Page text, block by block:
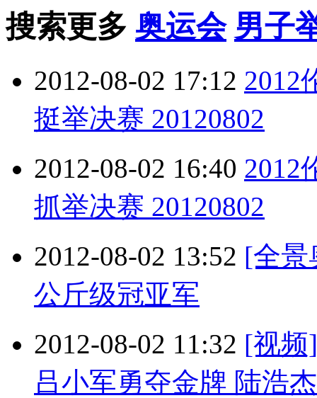
搜索更多 奥运会 男子
2012-08-02 17:12 2012
挺举决赛 20120802
2012-08-02 16:40 2012
抓举决赛 20120802
2012-08-02 13:52 [全景
公斤级冠亚军
2012-08-02 11:32 [视频
吕小军勇夺金牌 陆浩